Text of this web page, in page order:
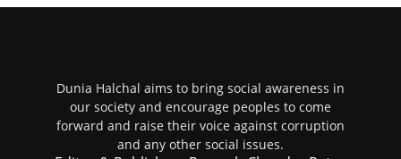
Dunia Halchal aims to bring social awareness in
our society and encourage peoples to come
forward and raise their voice against corruption
and any other social issues.